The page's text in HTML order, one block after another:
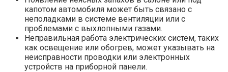
капотом автомобиля может быть связано с
неполадками в системе вентиляции или с
проблемами с выхлопными газами.
Неправильная работа электрических систем, таких
как освещение или обогрев, может указывать на
неисправности проводки или электронных
устройств на приборной панели.